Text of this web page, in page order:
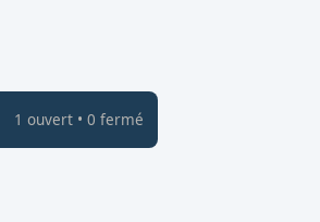
1 ouvert• 0 fermé